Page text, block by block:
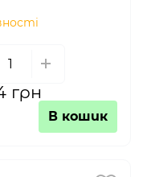
грн
В кошик